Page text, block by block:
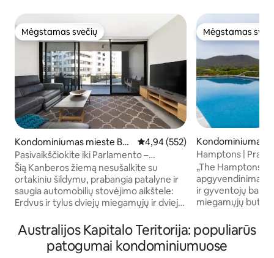
Mėgstamas svečių
Mėgstamas svečių
Kondominiumas mieste Bar
ton
Vidutinis įvertinimas: 4,94 iš 5,
4,94 (552)
Pasivaikščiokite iki Parlamento –
prabangus būstas su 2 miegamaisiais | 2
saugios automobilių stovėjimo aikštelės
Šią Kanberos žiemą nesušalkite su
ortakiniu šildymu, prabangia patalyne ir
saugia automobilių stovėjimo aikštele:
Erdvus ir tylus dviejų miegamųjų ir dviejų
Bartono vyriausybiniame rajone.
Įskaitant dvi „King“ lovas, dvi saugias
vietas automobiliui, specialią darbo vietą
Mėgstamas
Mėgstamas
Kondominiumas
on
Hamptons |
apartamentas
„The Hamptons“,
apgyvendinimas
ir gyventojų
miegamųjų butas
kambariai,
„Netflix“ ir
bei pilnai įrengta
Australijos Kapitalo Teritorija: populiarūs
patogumai kondominiumuose